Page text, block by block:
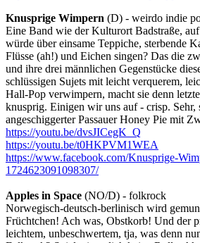
Knusprige Wimpern (D) - weirdo indie
Eine Band wie der Kulturort Badstraße,
würde über einsame Teppiche, sterbende
Flüsse (ah!) und Eichen singen? Das die
und ihre drei männlichen Gegenstücke
schlüssigen Sujets mit leicht verquerem,
Hall-Pop verwimpern, macht sie denn
knusprig. Einigen wir uns auf - crisp. Sehr,
angeschiggerter Passauer Honey Pie mit
https://youtu.be/dvsJICegK_Q
https://youtu.be/t0HKPVM1WEA
https://www.facebook.com/Knusprige-
1724623091098307/
Apples in Space (NO/D) - folkrock
Norwegisch-deutsch-berlinisch wird
Früchtchen! Ach was, Obstkorb! Und der
leichtem, unbeschwertem, tja, was denn